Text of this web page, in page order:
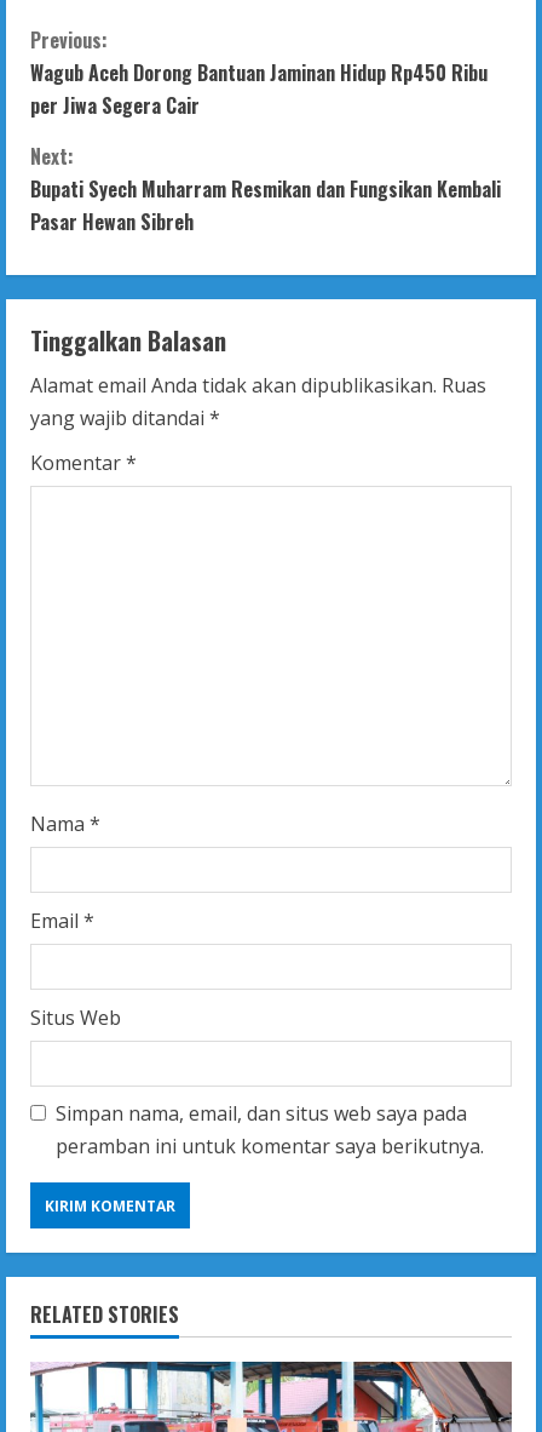
C
o
n
t
n
u
e
R
e
Previous:
Wagub Aceh Dorong Bantuan Jaminan Hidup Rp450 Ribu
per Jiwa Segera Cair
Next:
Bupati Syech Muharram Resmikan dan Fungsikan Kembali
Pasar Hewan Sibreh
Tinggalkan Balasan
Alamat email Anda tidak akan dipublikasikan. Ruas
yang wajib ditandai *
Komentar*
Nama *
Email *
Situs Web
Simpan nama, email, dan situs web saya pada
peramban ini untuk komentar saya berikutnya.
RELATED STORIES